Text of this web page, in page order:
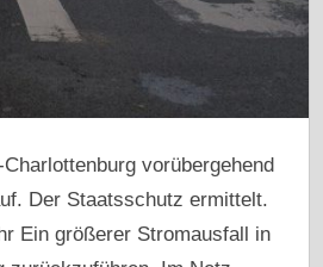
vorübergehend
Der Staatsschutz ermittelt.
Ein größerer Stromausfall in